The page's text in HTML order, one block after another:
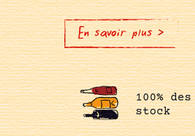
En savoir plus >
100%
stock